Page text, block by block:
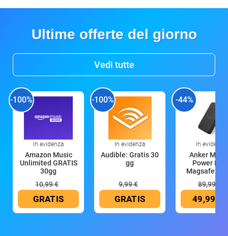
Ultime offerte del giorno
Vedi tutte
-100%
In evidenza
Amazon Music
Unlimited GRATIS
30gg
10,99 €
GRATIS
-100%
In evidenza
Audible: Gratis 30
gg
9,99 €
GRATIS
-44%
In evidenza
Anker
Power
Magsafe
89,99 €
49,99 €